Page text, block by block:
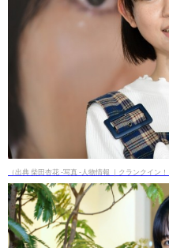
（出典 柴田杏花 -写真 -人物情報 ｜クランクイン！